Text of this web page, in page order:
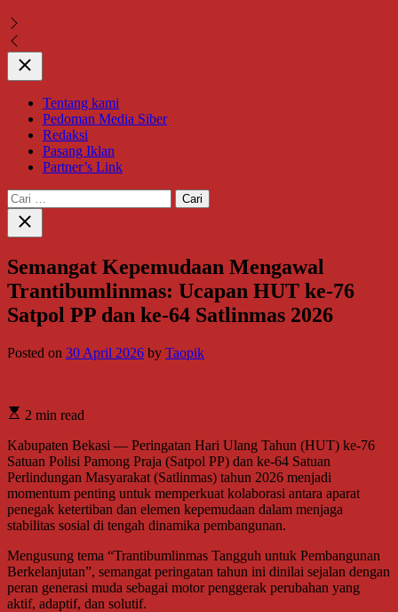
Close
Tentang kami
Pedoman Media Siber
Redaksi
Pasang Iklan
Partner’s Link
Cari
untuk:
Close
search
Semangat Kepemudaan Mengawal
Trantibumlinmas: Ucapan HUT ke-76
Satpol PP dan ke-64 Satlinmas 2026
Posted on 30 April 2026 by Taopik
2 min read
Kabupaten Bekasi — Peringatan Hari Ulang Tahun (HUT) ke-76
Satuan Polisi Pamong Praja (Satpol PP) dan ke-64 Satuan
Perlindungan Masyarakat (Satlinmas) tahun 2026 menjadi
momentum penting untuk memperkuat kolaborasi antara aparat
penegak ketertiban dan elemen kepemudaan dalam menjaga
stabilitas sosial di tengah dinamika pembangunan.
Mengusung tema “Trantibumlinmas Tangguh untuk Pembangunan
Berkelanjutan”, semangat peringatan tahun ini dinilai sejalan dengan
peran generasi muda sebagai motor penggerak perubahan yang
aktif, adaptif, dan solutif.